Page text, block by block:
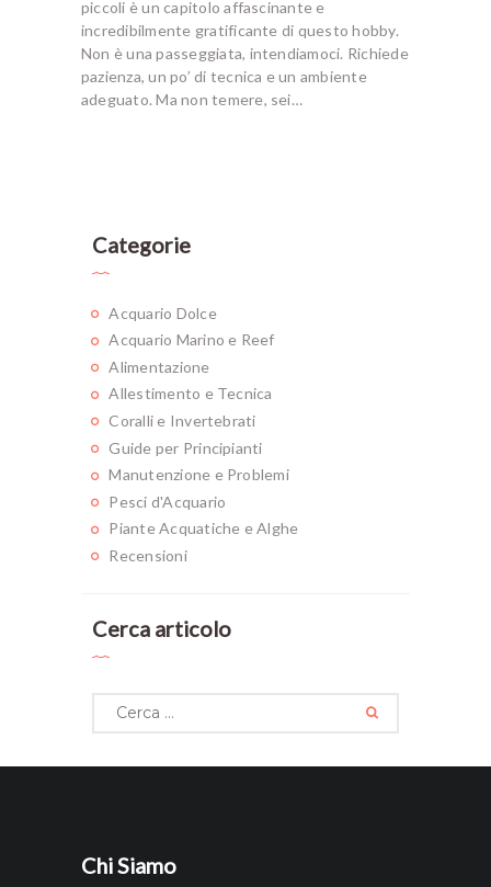
piccoli è un capitolo affascinante e
incredibilmente gratificante di questo hobby.
Non è una passeggiata, intendiamoci. Richiede
pazienza, un po’ di tecnica e un ambiente
adeguato. Ma non temere, sei…
Categorie
Acquario Dolce
Acquario Marino e Reef
Alimentazione
Allestimento e Tecnica
Coralli e Invertebrati
Guide per Principianti
Manutenzione e Problemi
Pesci d'Acquario
Piante Acquatiche e Alghe
Recensioni
Cerca articolo
Ricerca
per:
Chi Siamo